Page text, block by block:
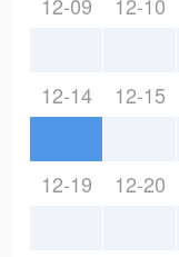
12-09 12-10
12-14 12-15
12-19 12-20